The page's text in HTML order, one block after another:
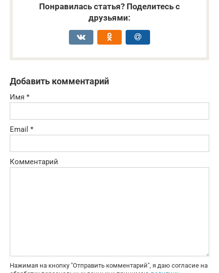
Понравилась статья? Поделитесь с
друзьями:
Добавить комментарий
Имя *
Email *
Комментарий
Нажимая на кнопку "Отправить комментарий", я даю согласие на